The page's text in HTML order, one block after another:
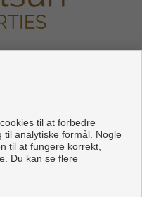
til at forbedre
til analytiske formål. Nogle
til at fungere korrekt,
Du kan se flere